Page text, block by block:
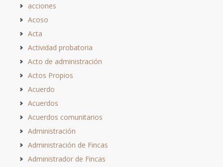
acciones
Acoso
Acta
Actividad probatoria
Acto de administración
Actos Propios
Acuerdo
Acuerdos
Acuerdos comunitarios
Administración
Administración de Fincas
Administrador de Fincas